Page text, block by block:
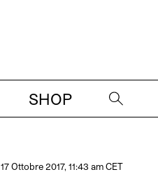
SHOP
→
17 Ottobre 2017, 11:43 am CET